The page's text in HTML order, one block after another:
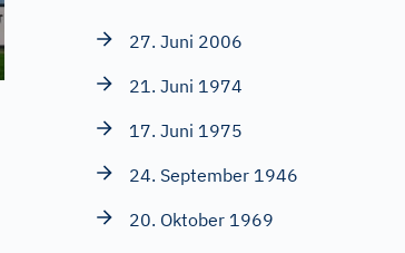
27. Juni 2006
21. Juni 1974
17. Juni 1975
24. September 1946
20. Oktober 1969